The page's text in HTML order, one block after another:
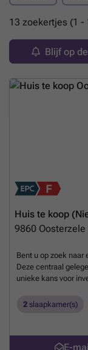
13 zoekertjes (1 -
Blijf op
Huis te koop
9860 Oosterzele
Bent u op zoek naar
Deze centraal
unieke kans voor
dient volledig
wandelafstand van
interessante
van de geldende
2 slaapkamer(s)
E-